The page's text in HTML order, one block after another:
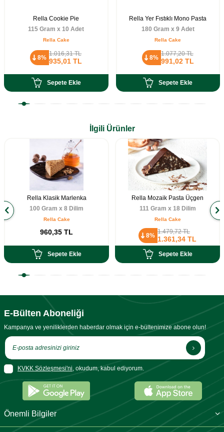
Rella Cookie Pie
115 Gram x 10 Adet
Rella Cake
8%
1.016,31TL
935,01 TL
Sepete Ekle
Rella Yer Fıstıklı Mono Pasta
180 Gram x 9 Adet
Rella Cake
8%
1.077,20TL
991,02TL
Sepete Ekle
İlgili Ürünler
Rella Klasik Marlenka
100 Gram x 8 Dilim
Rella Cake
960,35 TL
Sepete Ekle
Rella Mozaik Pasta Üçgen
111 Gram x 18 Dilim
Rella Cake
8%
1.479,72TL
1.361,34 TL
Sepete Ekle
E-Bülten Aboneliği
Kampanya ve yeniliklerden haberdar olmak için e-bültenimize abone olun!
KVKK Sözleşmesi'ni, okudum, kabul ediyorum.
Önemli Bilgiler